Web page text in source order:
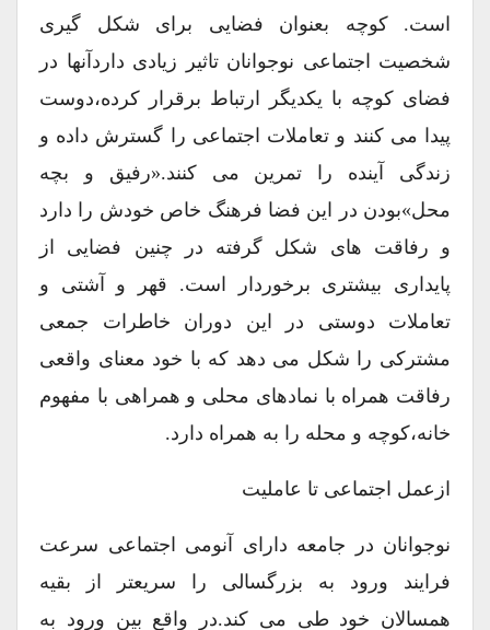
است. کوچه بعنوان فضایی برای شکل گیری
شخصیت اجتماعی نوجوانان تاثیر زیادی داردآنها در
فضای کوچه با یکدیگر ارتباط برقرار کرده،دوست
پیدا می کنند و تعاملات اجتماعی را گسترش داده و
زندگی آینده را تمرین می کنند.«رفیق و بچه
محل»بودن در این فضا فرهنگ خاص خودش را دارد
و رفاقت های شکل گرفته در چنین فضایی از
پایداری بیشتری برخوردار است. قهر و آشتی و
تعاملات دوستی در این دوران خاطرات جمعی
مشترکی را شکل می دهد که با خود معنای واقعی
رفاقت همراه با نمادهای محلی و همراهی با مفهوم
خانه،کوچه و محله را به همراه دارد.
ازعمل اجتماعی تا عاملیت
نوجوانان در جامعه دارای آنومی اجتماعی سرعت
فرایند ورود به بزرگسالی را سریعتر از بقیه
همسالان خود طی می کند.در واقع بین ورود به